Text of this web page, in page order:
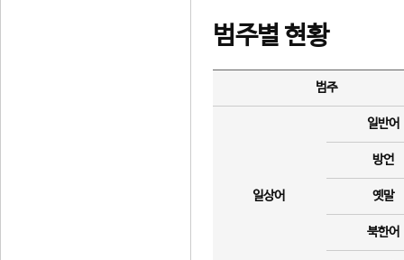
범주별 현황
범주
일상어
일반어
방언
옛말
북한어